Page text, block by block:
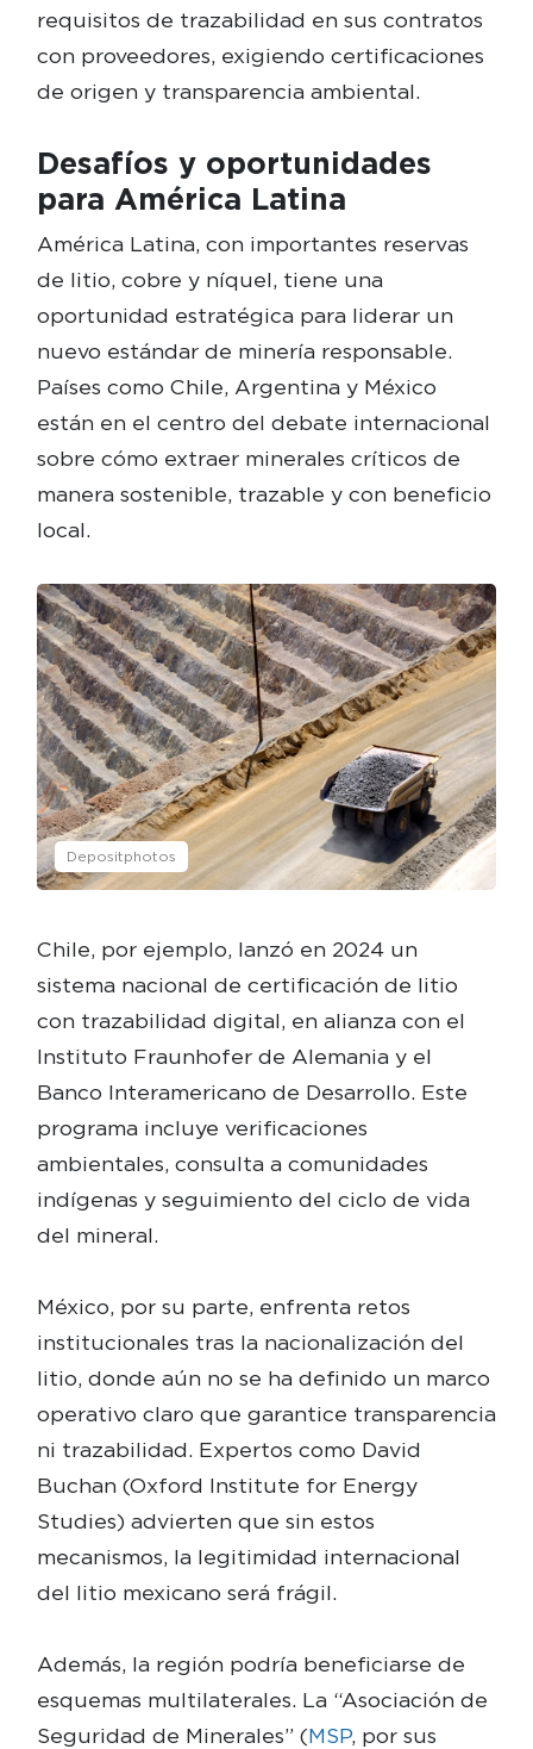
requisitos de trazabilidad en sus contratos
con proveedores, exigiendo certificaciones
de origen y transparencia ambiental.
Desafíos y oportunidades
para América Latina
América Latina, con importantes reservas
de litio, cobre y níquel, tiene una
oportunidad estratégica para liderar un
nuevo estándar de minería responsable.
Países como Chile, Argentina y México
están en el centro del debate internacional
sobre cómo extraer minerales críticos de
manera sostenible, trazable y con beneficio
local.
Depositphotos
Chile, por ejemplo, lanzó en 2024 un
sistema nacional de certificación de litio
con trazabilidad digital, en alianza con el
Instituto Fraunhofer de Alemania y el
Banco Interamericano de Desarrollo. Este
programa incluye verificaciones
ambientales, consulta a comunidades
indígenas y seguimiento del ciclo de vida
del mineral.
México, por su parte, enfrenta retos
institucionales tras la nacionalización del
litio, donde aún no se ha definido un marco
operativo claro que garantice transparencia
ni trazabilidad. Expertos como David
Buchan (Oxford Institute for Energy
Studies) advierten que sin estos
mecanismos, la legitimidad internacional
del litio mexicano será frágil.
Además, la región podría beneficiarse de
esquemas multilaterales. La “Asociación de
Seguridad de Minerales” (MSP, por sus